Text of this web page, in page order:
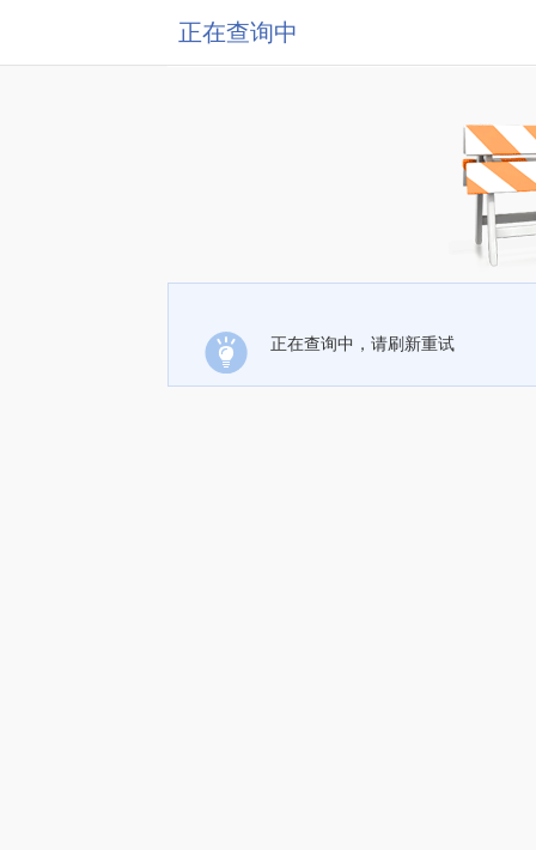
正在查询中
正在查询中，请刷新重试